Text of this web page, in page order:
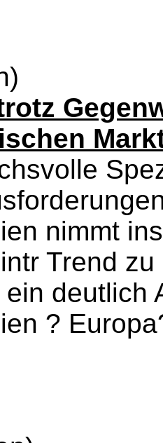
nimmt
Trend
deutlich
?